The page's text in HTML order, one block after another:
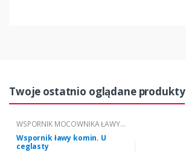
Twoje ostatnio oglądane produkty
WSPORNIK MOCOWNIKA ŁAWY
KOMINIARSKIEJ "U"
Wspornik ławy komin. U
ceglasty